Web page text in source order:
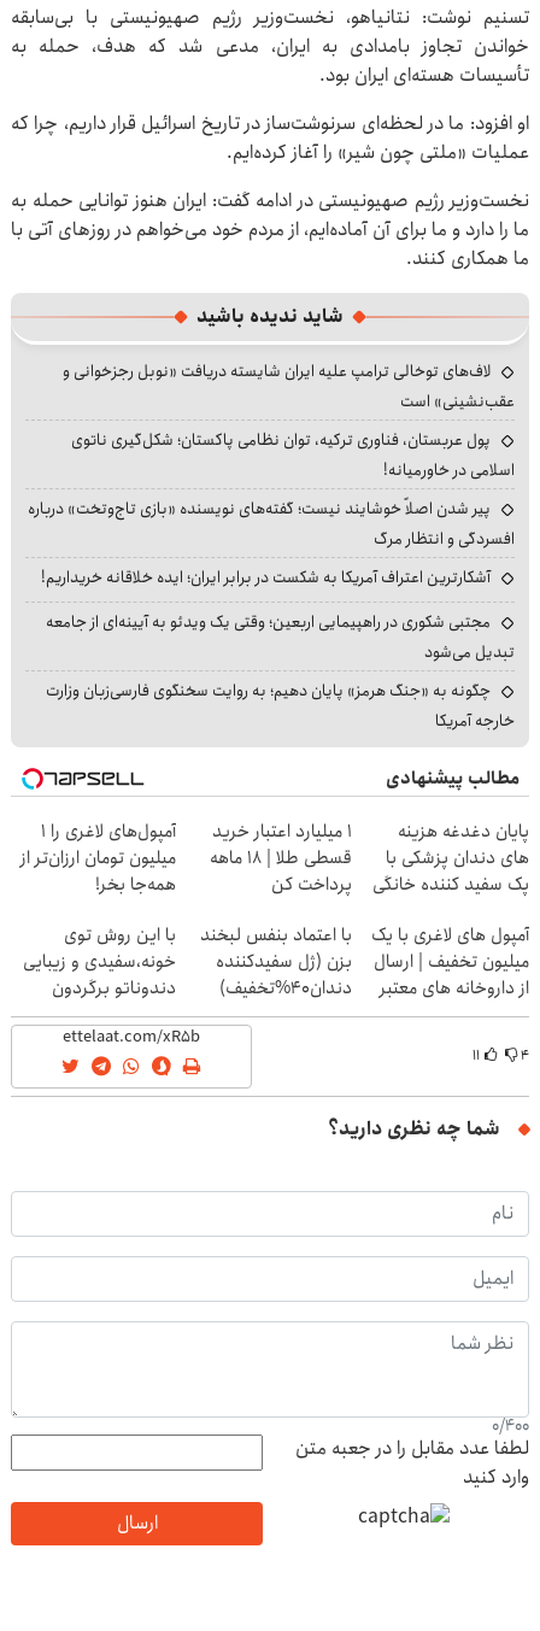
تسنیم نوشت: نتانیاهو، نخست‌وزیر رژیم صهیونیستی با بی‌سابقه
خواندن تجاوز بامدادی به ایران، مدعی شد که هدف، حمله به
تأسیسات هسته‌ای ایران بود.
او افزود: ما در لحظه‌ای سرنوشت‌ساز در تاریخ اسرائیل قرار داریم، چرا که
عملیات «ملتی چون شیر» را آغاز کرده‌ایم.
نخست‌وزیر رژیم صهیونیستی در ادامه گفت: ایران هنوز توانایی حمله به
ما را دارد و ما برای آن آماده‌ایم، از مردم خود می‌خواهم در روزهای آتی با
ما همکاری کنند.
شاید ندیده باشید
لاف‌های توخالی ترامپ علیه ایران شایسته دریافت «نوبل رجزخوانی و
عقب‌نشینی» است
پول عربستان، فناوری ترکیه، توان نظامی پاکستان؛ شکل‌گیری ناتوی
اسلامی در خاورمیانه!
پیر شدن اصلاً خوشایند نیست؛ گفته‌های نویسنده «بازی تاج‌وتخت» درباره
افسردگی و انتظار مرگ
آشکارترین اعتراف آمریکا به شکست در برابر ایران؛ ایده خلاقانه خریداریم!
مجتبی شکوری در راهپیمایی اربعین؛ وقتی یک ویدئو به آیینه‌ای از جامعه
تبدیل می‌شود
چگونه به «جنگ هرمز» پایان دهیم؛ به روایت سخنگوی فارسی‌زبان وزارت
خارجه آمریکا
مطالب پیشنهادی
پایان دغدغه هزینه
های دندان پزشکی با
پک سفید کننده خانگی
۱ میلیارد اعتبار خرید
قسطی طلا | ۱۸ ماهه
پرداخت کن
آمپول‌های لاغری را ۱
میلیون تومان ارزان‌تر از
همه‌جا بخر!
آمپول های لاغری با یک
میلیون تخفیف | ارسال
از داروخانه های معتبر
با اعتماد بنفس لبخند
بزن (ژل سفیدکننده
دندان40%تخفیف)
با این روش توی
خونه،سفیدی و زیبایی
دندوناتو برگردون
(40%off)
۴ ۱۱
شما چه نظری دارید؟
0/400
لطفا عدد مقابل را در جعبه متن
وارد کنید
ارسال